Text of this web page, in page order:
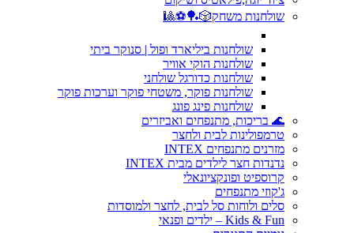
שולחנות משחק🎲🏓⚽🎱
שולחנות ביליארד ופול | סנוקר ביתי
שולחנות הוקי אוויר
שולחנות כדורגל שולחני
שולחנות פוקר, משטחי פוקר וערכות פוקר
שולחנות פינג פונג
🌊 בריכות, מתנפחים ואביזרים
טרמפולינות לבית ולחצר
מזרנים מתנפחים INTEX
נדנדות חצר לילדים מבית INTEX
קרוספיט ופונקציונאלי
ג'קוזי מתנפחים
סלים ולוחות סל לבית, לחצר ולמוסדות
Kids & Fun – ילדים ופנאי